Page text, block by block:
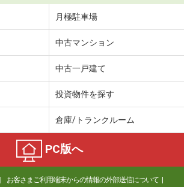
月極駐車場
中古マンション
中古一戸建て
投資物件を探す
倉庫/トランクルーム
PC版へ
お客さまご利用端末からの情報の外部送信について